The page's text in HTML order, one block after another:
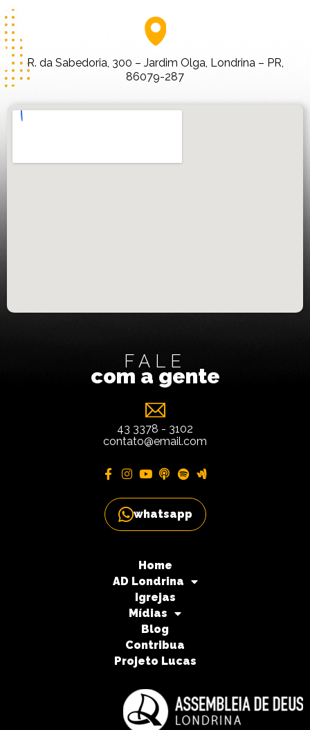
R. da Sabedoria, 300 – Jardim Olga, Londrina – PR,
86079-287
FALE
com a gente
43 3378 - 3102
contato@email.com
whatsapp
Home
AD Londrina
Igrejas
Mídias
Blog
Contribua
Projeto Lucas